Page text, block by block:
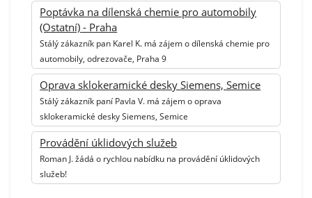
Poptávka na dílenská chemie pro automobily
(Ostatní) - Praha
Stálý zákazník pan Karel K. má zájem o dílenská chemie pro
automobily, odrezovače, Praha 9
Oprava sklokeramické desky Siemens, Semice
Stálý zákazník paní Pavla V. má zájem o oprava
sklokeramické desky Siemens, Semice
Provádění úklidových služeb
Roman J. žádá o rychlou nabídku na provádění úklidových
služeb!